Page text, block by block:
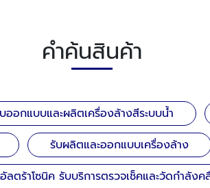
คำค้นสินค้า
ออกแบบและผลิตเครื่องล้างสีระบบน้ำ
รับผลิตและออกแบบเครื่องล้าง
ตร้าโซนิค รับบริการตรวจเช็คและวัดกำลัง